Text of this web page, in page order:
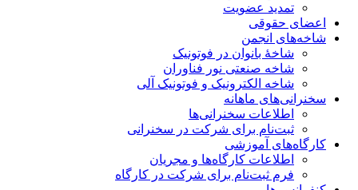
تمدید عضویت
اعضای حقوقی
شاخه‌های انجمن
شاخۀ بانوان در فوتونیک
شاخه صنعتی نور فناوران
شاخه‌ الکترونیک و فوتونیک آلی
سخنرانی‌های ماهانه
اطلاعات سخنرانی‌‌ها
ثبت‌نام برای شرکت در سخنرانی
کارگاه‌های آموزشی
اطلاعات کارگاه‌ها و مجریان
فرم ثبت‌نام برای شرکت در کارگاه